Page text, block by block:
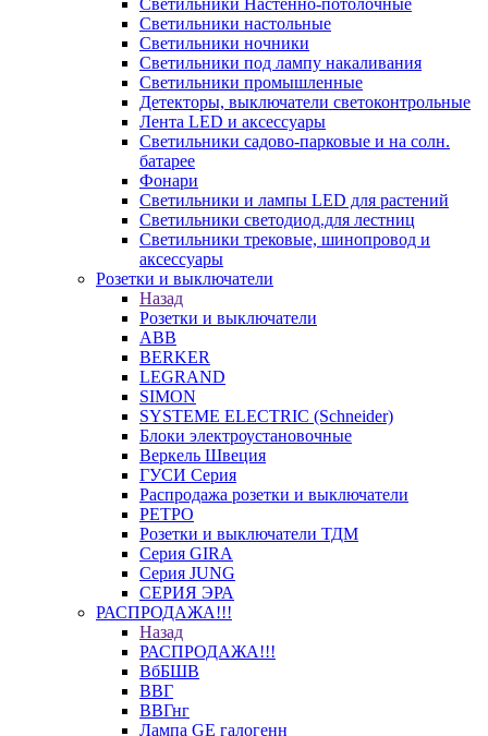
Светильники Настенно-потолочные
Светильники настольные
Светильники ночники
Светильники под лампу накаливания
Светильники промышленные
Детекторы, выключатели светоконтрольные
Лента LED и аксессуары
Светильники садово-парковые и на солн.
батарее
Фонари
Светильники и лампы LED для растений
Светильники светодиод.для лестниц
Светильники трековые, шинопровод и
аксессуары
Розетки и выключатели
Назад
Розетки и выключатели
ABB
BERKER
LEGRAND
SIMON
SYSTEME ELECTRIC (Schneider)
Блоки электроустановочные
Веркель Швеция
ГУСИ Серия
Распродажа розетки и выключатели
РЕТРО
Розетки и выключатели ТДМ
Серия GIRA
Серия JUNG
СЕРИЯ ЭРА
РАСПРОДАЖА!!!
Назад
РАСПРОДАЖА!!!
ВбБШВ
ВВГ
ВВГнг
Лампа GE галогенн